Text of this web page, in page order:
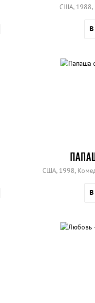
США, 1988,
В
США, 1998,
В